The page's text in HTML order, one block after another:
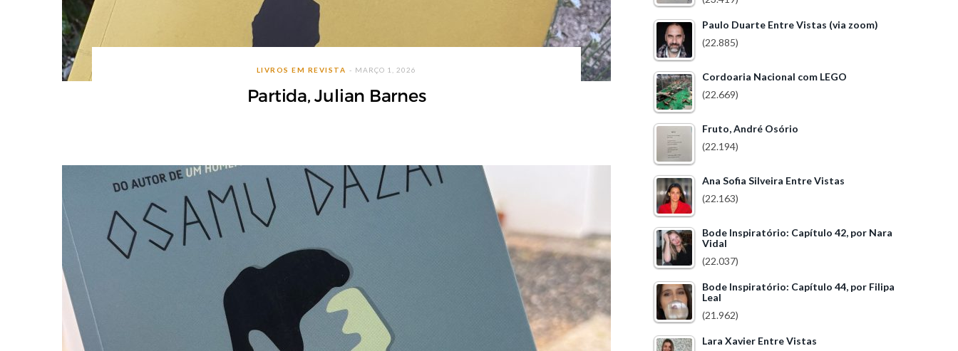
LIVROS EM REVISTA MARÇO 1, 2026
Partida, Julian Barnes
Paulo Duarte Entre Vistas (via zoom)
(22.885)
Cordoaria Nacional com LEGO
(22.669)
Fruto, André Osório
(22.194)
Ana Sofia Silveira Entre Vistas
(22.163)
Bode Inspiratório: Capítulo 42, por Nara
Vidal
(22.037)
Bode Inspiratório: Capítulo 44, por Filipa
Leal
(21.962)
Lara Xavier Entre Vistas